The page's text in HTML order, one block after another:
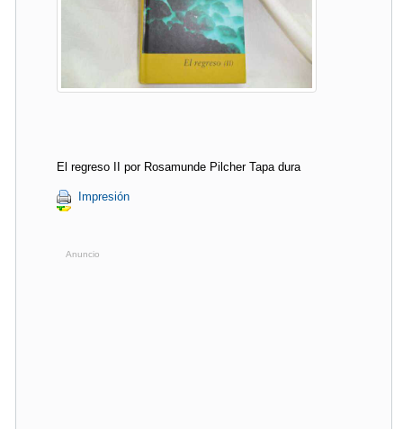
El regreso II por Rosamunde Pilcher Tapa dura
Impresión
Anuncio